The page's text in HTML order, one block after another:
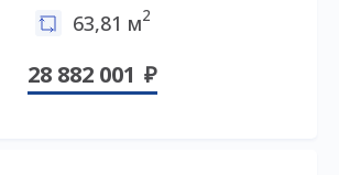
63,81 м2
28 882 001